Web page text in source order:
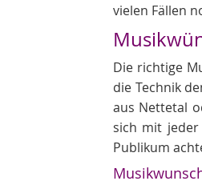
vielen Fällen
Die richtige
die Technik
aus Nettetal
sich mit jeder
Publikum